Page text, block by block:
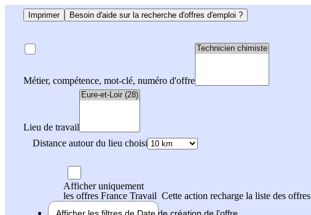
Imprimer Besoin d'aide sur la recherche d'offres d'emploi ?
Métier, compétence, mot-clé, numéro d'offre
Lieu de travail
Distance autour du lieu choisi
Afficher uniquement
les offres France Travail Cette action recharge la liste des offres